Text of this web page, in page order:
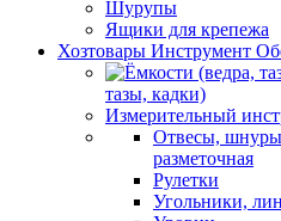
Шурупы
Ящики для крепежа
Хозтовары Инструмент
тазы, кадки)
Измерительный
Отвесы, шнуры
разметочная
Рулетки
Угольники,